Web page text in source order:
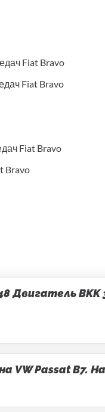
Fiat Bravo
Fiat Bravo
Fiat Bravo
Bravo
Двигатель BKK
VW Passat B7.